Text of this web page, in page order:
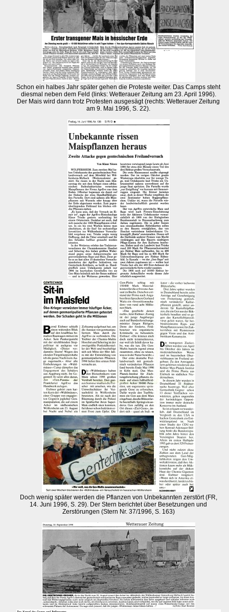
Schon ein halbes Jahr später gehen die Proteste weiter. Das Camps steht
diesmal neben dem Feld (links: Wetterauer Zeitung am 23. April 1996).
Der Mais wird dann trotz Protesten ausgesägt (rechts: Wetterauer Zeitung
am 9. Mai 1996, S. 22).
Doch wenig später werden die Pflanzen von Unbekannten zerstört (FR,
14. Juni 1996, S. 29). Der Stern berichtet über Besetzungen und
Zerstörungen (Stern Nr. 37/1996, S. 163)